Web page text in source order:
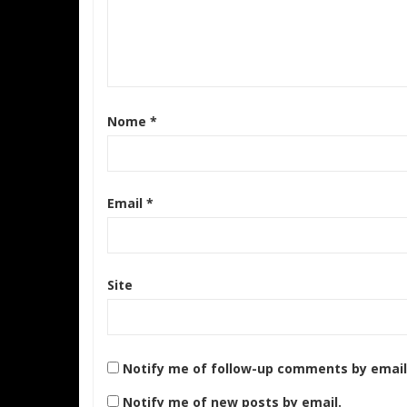
Nome *
Email *
Site
Notify me of follow-up comments by
Notify me of new posts by email.